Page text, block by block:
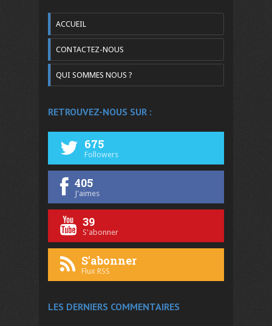
ACCUEIL
CONTACTEZ-NOUS
QUI SOMMES NOUS ?
RETROUVEZ-NOUS SUR :
675
Followers
405
J'aimes
39
S'abonner
S'abonner
Flux RSS
LES DERNIERS COMMENTAIRES